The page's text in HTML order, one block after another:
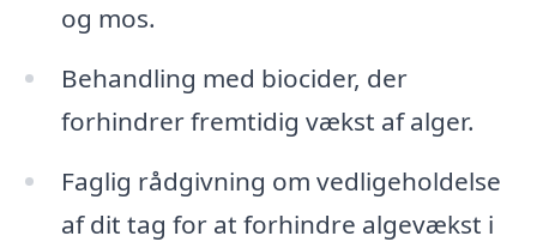
og mos.
Behandling med biocider, der
forhindrer fremtidig vækst af alger.
Faglig rådgivning om vedligeholdelse
af dit tag for at forhindre algevækst i